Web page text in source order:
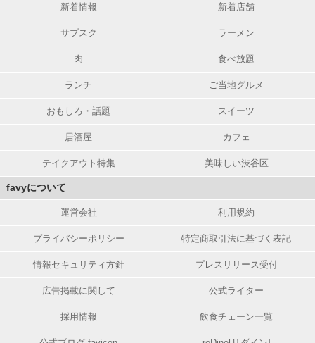
新着情報 新着店舗
サブスク ラーメン
肉 食べ放題
ランチ ご当地グルメ
おもしろ・話題 スイーツ
居酒屋 カフェ
テイクアウト特集 美味しい渋谷区
favyについて
運営会社 利用規約
プライバシーポリシー 特定商取引法に基づく表記
情報セキュリティ方針 プレスリリース受付
広告掲載に関して 公式ライター
採用情報 飲食チェーン一覧